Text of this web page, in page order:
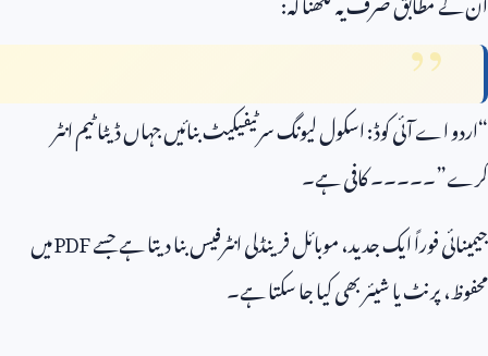
“اردو اے آئی کوڈ: اسکول لیونگ سرٹیفیکیٹ بنائیں جہاں ڈیٹا ٹیم انٹر
کرے”۔۔۔۔۔ کافی ہے۔
جیمینائی فوراً ایک جدید، موبائل فرینڈلی انٹرفیس بنا دیتا ہے جسےPDFمیں
محفوظ، پرنٹ یا شیئر بھی کیا جا سکتا ہے۔